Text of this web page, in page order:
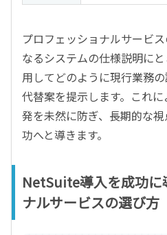
プロフェッショナルサービ
なるシステムの仕様説明に
用してどのように現行業務
代替案を提示します。これ
発を未然に防ぎ、長期的な
功へと導きます。
NetSuite導入を成功に
ナルサービスの選び方